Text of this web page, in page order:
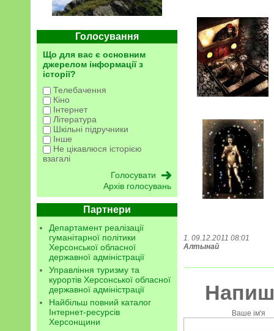
Голосування
Що для вас є основним
джерелом інформації з
історії?
Телебачення
Кіно
Інтернет
Література
Шкільні підручники
Інше
Не цікавлюся історією
взагалі
Архів голосувань
Партнери
Департамент реалізації
гуманітарної політики
Херсонської обласної
державної адміністрації
Управління туризму та
курортів Херсонської обласної
державної адміністрації
Найбільш повний каталог
Інтернет-ресурсів
Херсонщини
1. 09.12.2011 08:01
Алтынай
Ваше ім'я